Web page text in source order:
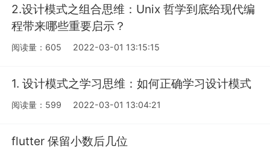
2.设计模式之组合思维：Unix 哲学到底给现代编
程带来哪些重要启示？
阅读量：605 2022-03-01 13:15:15
1. 设计模式之学习思维：如何正确学习设计模式
阅读量：599 2022-03-01 13:04:21
flutter 保留小数后几位